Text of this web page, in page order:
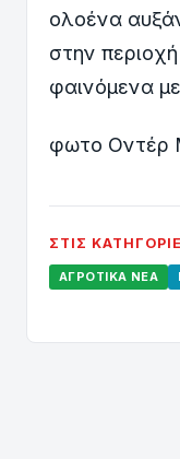
ολοένα
στην
φαινόμενα
φωτο Οντέρ
ΣΤΙΣ
ΑΓΡΟΤΙΚΆ ΝΈΑ